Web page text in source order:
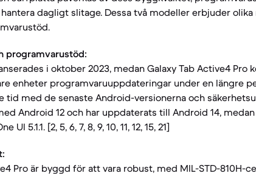
dagligt slitage. Dessa två modeller erbjuder
programvarustöd:
i oktober 2023, medan Galaxy Tab Active4 Pro
enheter programvaruuppdateringar under en längre
tid med de senaste Android-versionerna och
Android 12 och har uppdaterats till Android 14,
UI 5.1.1. [2, 5, 6, 7, 8, 9, 10, 11, 12, 15, 21]
Pro är byggd för att vara robust, med MIL-STD-810H-